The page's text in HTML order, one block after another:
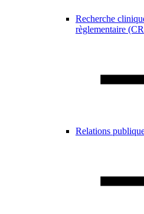
Recherche
règlementaire
Relations